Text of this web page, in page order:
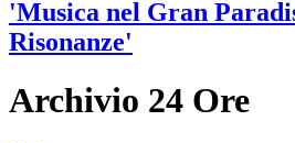
'Musica nel Gran
Risonanze'
Archivio 24 Ore